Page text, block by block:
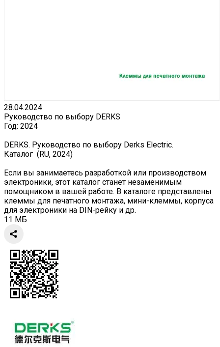
28.04.2024
Руководство по выбору DERKS
Год: 2024
DERKS. Руководство по выбору Derks Electric.
Каталог (RU, 2024)
Если вы занимаетесь разработкой или производством
электроники, этот каталог станет незаменимым
помощником в вашей работе. В каталоге представлены
клеммы для печатного монтажа, мини-клеммы, корпуса
для электроники на DIN-рейку и др.
11 МБ